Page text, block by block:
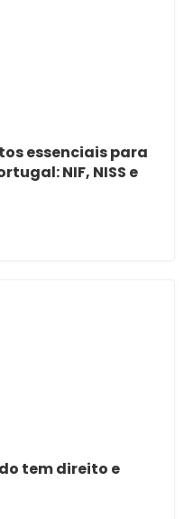
essenciais para
NIF, NISS e
tem direito e